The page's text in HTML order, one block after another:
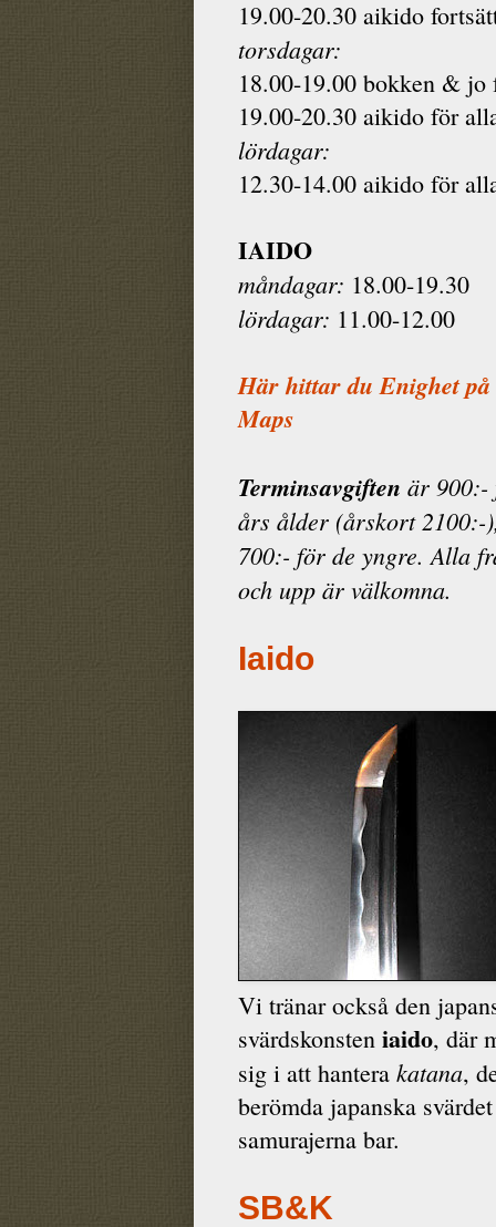
19.00-20.30 aikido
torsdagar:
18.00-19.00 bokken & jo
19.00-20.30 aikido för
lördagar:
12.30-14.00 aikido för
IAIDO
måndagar: 18.00-19.30
lördagar: 11.00-12.00
Här hittar du Enighet på
Maps
Terminsavgiften är 900:-
års ålder (årskort 2100:-
700:- för de yngre. Alla
och upp är välkomna.
Iaido
Vi tränar också den
svärdskonsten iaido, där
sig i att hantera katana,
berömda japanska
samurajerna bar.
SB&K